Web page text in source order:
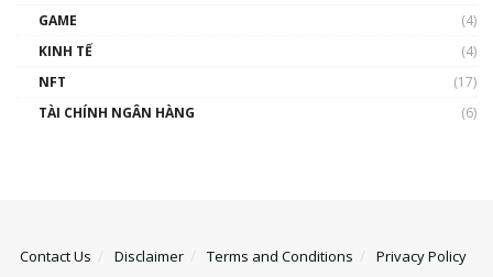
GAME
(4)
KINH TẾ
(4)
NFT
(17)
TÀI CHÍNH NGÂN HÀNG
(6)
Contact Us Disclaimer Terms and Conditions Privacy Policy